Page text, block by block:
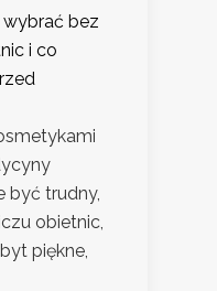
bez
i co
być trudny,
obietnic,
piękne,